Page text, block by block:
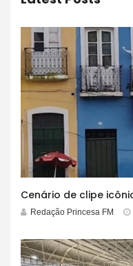
Redação Princesa FM